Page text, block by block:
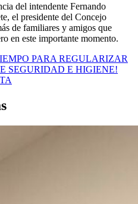
del intendente Fernando
el presidente del Concejo
de familiares y amigos que
en este importante momento.
PARA REGULARIZAR
SEGURIDAD E HIGIENE!